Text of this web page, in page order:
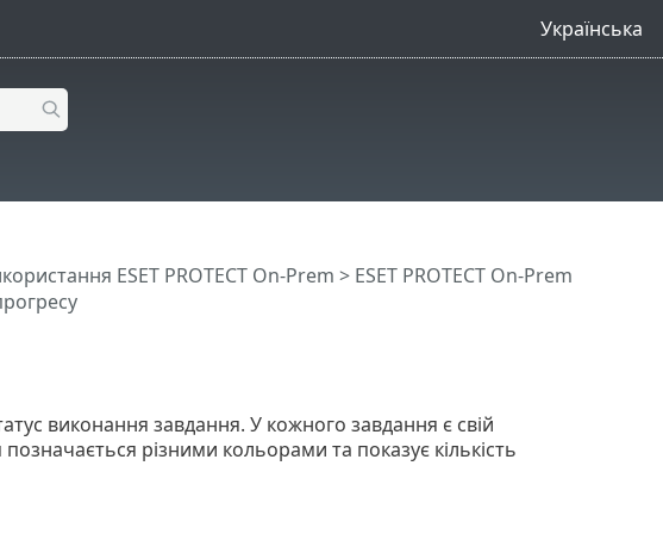
Українська
ESET PROTECT On-Prem > ESET PROTECT On-Prem
виконання завдання. У кожного завдання є свій
різними кольорами та показує кількість